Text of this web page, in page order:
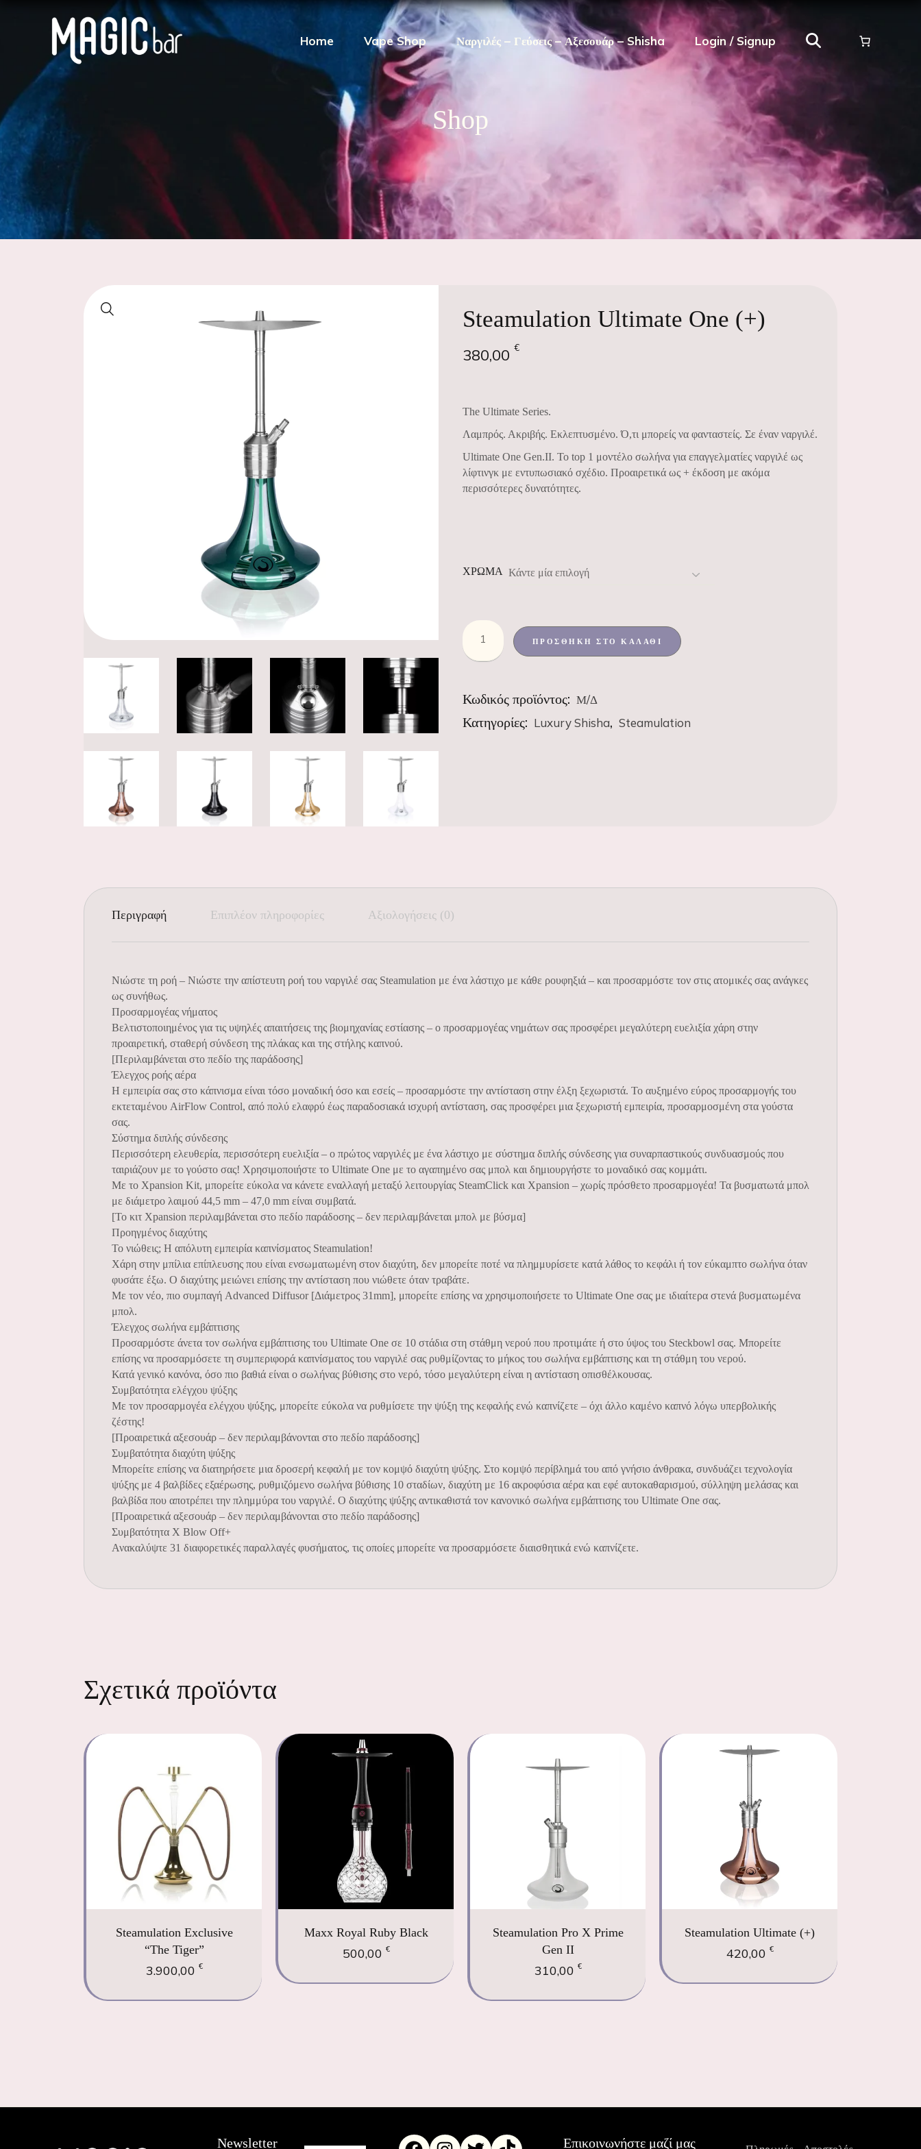
Home Vape Shop Ναργιλές – Γεύσεις – Αξεσουάρ – Shisha Login / Signup
Shop
Steamulation Ultimate One (+)
380,00 €
The Ultimate Series.
Λαμπρός. Ακριβής. Εκλεπτυσμένο. Ό,τι μπορείς να φανταστείς. Σε έναν ναργιλέ.
Ultimate One Gen.II. Το top 1 μοντέλο σωλήνα για επαγγελματίες ναργιλέ ως
λίφτινγκ με εντυπωσιακό σχέδιο. Προαιρετικά ως + έκδοση με ακόμα
περισσότερες δυνατότητες.
ΧΡΩΜΑ Κάντε μία επιλογή
ΠΡΟΣΘΉΚΗ ΣΤΟ ΚΑΛΆΘΙ
Κωδικός προϊόντος: Μ/Δ
Κατηγορίες: Luxury Shisha, Steamulation
Περιγραφή Επιπλέον πληροφορίες Αξιολογήσεις (0)
Νιώστε τη ροή – Νιώστε την απίστευτη ροή του ναργιλέ σας Steamulation με ένα λάστιχο με κάθε ρουφηξιά – και προσαρμόστε τον στις ατομικές σας ανάγκες
ως συνήθως.
Προσαρμογέας νήματος
Βελτιστοποιημένος για τις υψηλές απαιτήσεις της βιομηχανίας εστίασης – ο προσαρμογέας νημάτων σας προσφέρει μεγαλύτερη ευελιξία χάρη στην
προαιρετική, σταθερή σύνδεση της πλάκας και της στήλης καπνού.
[Περιλαμβάνεται στο πεδίο της παράδοσης]
Έλεγχος ροής αέρα
Η εμπειρία σας στο κάπνισμα είναι τόσο μοναδική όσο και εσείς – προσαρμόστε την αντίσταση στην έλξη ξεχωριστά. Το αυξημένο εύρος προσαρμογής του
εκτεταμένου AirFlow Control, από πολύ ελαφρύ έως παραδοσιακά ισχυρή αντίσταση, σας προσφέρει μια ξεχωριστή εμπειρία, προσαρμοσμένη στα γούστα
σας.
Σύστημα διπλής σύνδεσης
Περισσότερη ελευθερία, περισσότερη ευελιξία – ο πρώτος ναργιλές με ένα λάστιχο με σύστημα διπλής σύνδεσης για συναρπαστικούς συνδυασμούς που
ταιριάζουν με το γούστο σας! Χρησιμοποιήστε το Ultimate One με το αγαπημένο σας μπολ και δημιουργήστε το μοναδικό σας κομμάτι.
Με το Xpansion Kit, μπορείτε εύκολα να κάνετε εναλλαγή μεταξύ λειτουργίας SteamClick και Xpansion – χωρίς πρόσθετο προσαρμογέα! Τα βυσματωτά μπολ
με διάμετρο λαιμού 44,5 mm – 47,0 mm είναι συμβατά.
[Το κιτ Xpansion περιλαμβάνεται στο πεδίο παράδοσης – δεν περιλαμβάνεται μπολ με βύσμα]
Προηγμένος διαχύτης
Το νιώθεις; Η απόλυτη εμπειρία καπνίσματος Steamulation!
Χάρη στην μπίλια επίπλευσης που είναι ενσωματωμένη στον διαχύτη, δεν μπορείτε ποτέ να πλημμυρίσετε κατά λάθος το κεφάλι ή τον εύκαμπτο σωλήνα όταν
φυσάτε έξω. Ο διαχύτης μειώνει επίσης την αντίσταση που νιώθετε όταν τραβάτε.
Με τον νέο, πιο συμπαγή Advanced Diffusor [Διάμετρος 31mm], μπορείτε επίσης να χρησιμοποιήσετε το Ultimate One σας με ιδιαίτερα στενά βυσματωμένα
μπολ.
Έλεγχος σωλήνα εμβάπτισης
Προσαρμόστε άνετα τον σωλήνα εμβάπτισης του Ultimate One σε 10 στάδια στη στάθμη νερού που προτιμάτε ή στο ύψος του Steckbowl σας. Μπορείτε
επίσης να προσαρμόσετε τη συμπεριφορά καπνίσματος του ναργιλέ σας ρυθμίζοντας το μήκος του σωλήνα εμβάπτισης και τη στάθμη του νερού.
Κατά γενικό κανόνα, όσο πιο βαθιά είναι ο σωλήνας βύθισης στο νερό, τόσο μεγαλύτερη είναι η αντίσταση οπισθέλκουσας.
Συμβατότητα ελέγχου ψύξης
Με τον προσαρμογέα ελέγχου ψύξης, μπορείτε εύκολα να ρυθμίσετε την ψύξη της κεφαλής ενώ καπνίζετε – όχι άλλο καμένο καπνό λόγω υπερβολικής
ζέστης!
[Προαιρετικά αξεσουάρ – δεν περιλαμβάνονται στο πεδίο παράδοσης]
Συμβατότητα διαχύτη ψύξης
Μπορείτε επίσης να διατηρήσετε μια δροσερή κεφαλή με τον κομψό διαχύτη ψύξης. Στο κομψό περίβλημά του από γνήσιο άνθρακα, συνδυάζει τεχνολογία
ψύξης με 4 βαλβίδες εξαέρωσης, ρυθμιζόμενο σωλήνα βύθισης 10 σταδίων, διαχύτη με 16 ακροφύσια αέρα και εφέ αυτοκαθαρισμού, σύλληψη μελάσας και
βαλβίδα που αποτρέπει την πλημμύρα του ναργιλέ. Ο διαχύτης ψύξης αντικαθιστά τον κανονικό σωλήνα εμβάπτισης του Ultimate One σας.
[Προαιρετικά αξεσουάρ – δεν περιλαμβάνονται στο πεδίο παράδοσης]
Συμβατότητα X Blow Off+
Ανακαλύψτε 31 διαφορετικές παραλλαγές φυσήματος, τις οποίες μπορείτε να προσαρμόσετε διαισθητικά ενώ καπνίζετε.
Σχετικά προϊόντα
Steamulation Exclusive
“The Tiger”
3.900,00 €
Maxx Royal Ruby Black
500,00 €
Steamulation Pro X Prime
Gen II
310,00 €
Steamulation Ultimate (+)
420,00 €
Newsletter Επικοινωνήστε μαζί μας